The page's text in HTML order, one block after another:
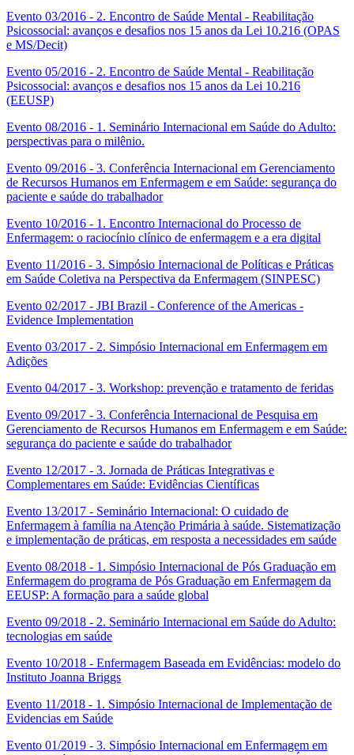
Evento 03/2016 - 2. Encontro de Saúde Mental - Reabilitação
Psicossocial: avanços e desafios nos 15 anos da Lei 10.216 (OPAS
e MS/Decit)
Evento 05/2016 - 2. Encontro de Saúde Mental - Reabilitação
Psicossocial: avanços e desafios nos 15 anos da Lei 10.216
(EEUSP)
Evento 08/2016 - 1. Seminário Internacional em Saúde do Adulto:
perspectivas para o milênio.
Evento 09/2016 - 3. Conferência Internacional em Gerenciamento
de Recursos Humanos em Enfermagem e em Saúde: segurança do
paciente e saúde do trabalhador
Evento 10/2016 - 1. Encontro Internacional do Processo de
Enfermagem: o raciocínio clínico de enfermagem e a era digital
Evento 11/2016 - 3. Simpósio Internacional de Políticas e Práticas
em Saúde Coletiva na Perspectiva da Enfermagem (SINPESC)
Evento 02/2017 - JBI Brazil - Conference of the Americas -
Evidence Implementation
Evento 03/2017 - 2. Simpósio Internacional em Enfermagem em
Adições
Evento 04/2017 - 3. Workshop: prevenção e tratamento de feridas
Evento 09/2017 - 3. Conferência Internacional de Pesquisa em
Gerenciamento de Recursos Humanos em Enfermagem e em Saúde:
segurança do paciente e saúde do trabalhador
Evento 12/2017 - 3. Jornada de Práticas Integrativas e
Complementares em Saúde: Evidências Científicas
Evento 13/2017 - Seminário Internacional: O cuidado de
Enfermagem à família na Atenção Primária à saúde. Sistematização
e implementação de práticas, em resposta a necessidades em saúde
Evento 08/2018 - 1. Simpósio Internacional de Pós Graduação em
Enfermagem do programa de Pós Graduação em Enfermagem da
EEUSP: A formação para a saúde global
Evento 09/2018 - 2. Seminário Internacional em Saúde do Adulto:
tecnologias em saúde
Evento 10/2018 - Enfermagem Baseada em Evidências: modelo do
Instituto Joanna Briggs
Evento 11/2018 - 1. Simpósio Internacional de Implementação de
Evidencias em Saúde
Evento 01/2019 - 3. Simpósio Internacional em Enfermagem em